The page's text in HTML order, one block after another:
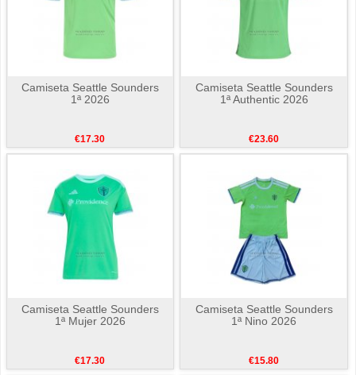
Camiseta Seattle Sounders
1ª 2026
€17.30
Camiseta Seattle Sounders
1ª Authentic 2026
€23.60
Camiseta Seattle Sounders
1ª Mujer 2026
€17.30
Camiseta Seattle Sounders
1ª Nino 2026
€15.80